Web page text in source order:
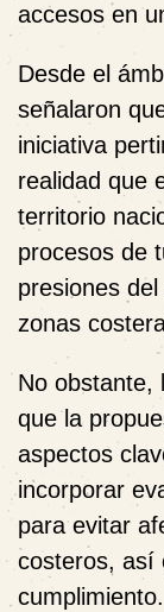
accesos en
Desde el
señalaron
iniciativa
realidad que
territorio
procesos de
presiones
zonas
No obstante,
que la
aspectos
incorporar
para evitar
costeros, así
cumplimiento.